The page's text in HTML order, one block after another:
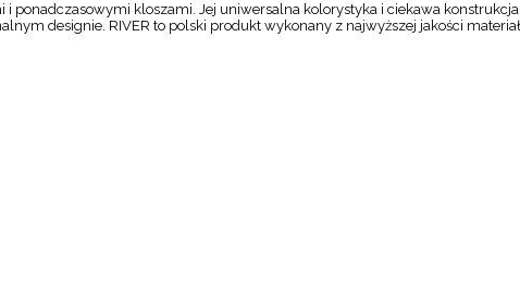
ponadczasowymi kloszami. Jej uniwersalna kolorystyka i ciekawa
designie. RIVER to polski produkt wykonany z najwyższej jakości